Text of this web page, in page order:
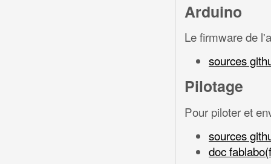
Arduino
Le firmware de
sources
Pilotage
Pour piloter et
sources
doc